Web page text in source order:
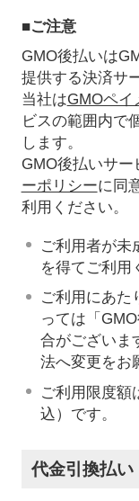
■ご注意
GMO後払いは
提供する決済サ
当社はGMOペイ
ビスの範囲内で
します。
GMO後払いサー
ーポリシーに同
利用ください。
ご利用者が未
を得てご利用
ご利用にあた
っては「
合がございま
法へ変更をお
ご利用限度額
込）です。
代金引換払い